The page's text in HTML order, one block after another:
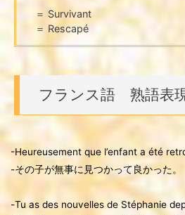
＝ Survivant
＝ Rescapé
フランス語 熟語表
-Heureusement que l’enfant a été
-その子が無事に見つかって良かった。
-Tu as des nouvelles de Stéphanie